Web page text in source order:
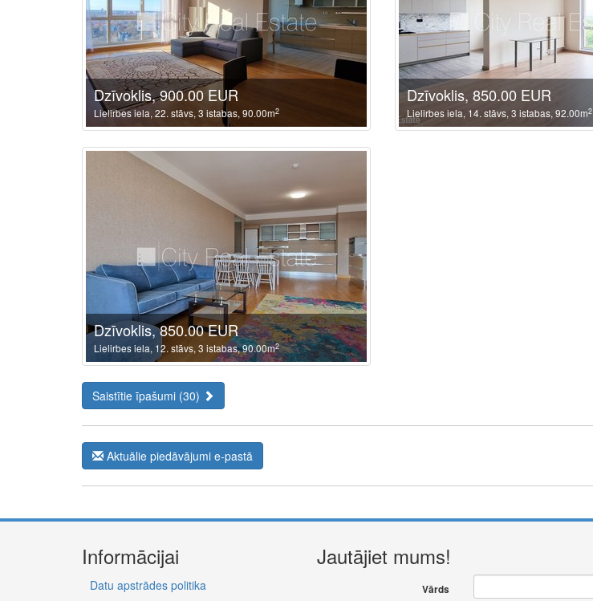
Dzīvoklis, 900.00 EUR
Lielirbes iela, 22. stāvs, 3 istabas, 90.00m2
Dzīvoklis, 850.00 EUR
Lielirbes iela, 14. stāvs, 3 istabas, 92.00m2
Dzīvoklis, 850.00 EUR
Lielirbes iela, 12. stāvs, 3 istabas, 90.00m2
Saistītie īpašumi (30)
Aktuālie piedāvājumi e-pastā
Informācijai
Datu apstrādes politika
Jautājiet mums!
Vārds